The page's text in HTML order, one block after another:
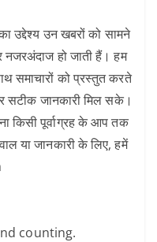
उद्देश्य उन खबरों को सामने
नजरअंदाज हो जाती हैं। हम
समाचारों को प्रस्तुत करते
सटीक जानकारी मिल सके।
किसी पूर्वाग्रह के आप तक
या जानकारी के लिए, हमें
counting.